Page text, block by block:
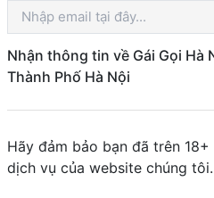
Nhận thông tin về Gái Gọi Hà
Thành Phố Hà Nội
Hãy đảm bảo bạn đã trên
dịch vụ của website chúng